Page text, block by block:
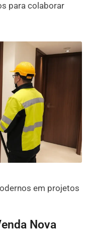
para colaborar
em projetos
Nova